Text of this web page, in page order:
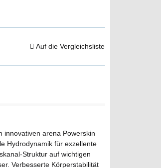
Auf die Vergleichsliste
innovativen arena Powerskin
Hydrodynamik für exzellente
Struktur auf wichtigen
Verbesserte Körperstabilität